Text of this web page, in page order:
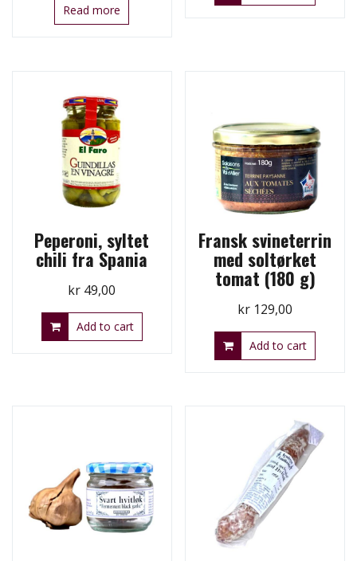
Read more
Peperoni, syltet
chili fra Spania
kr 49,00
Add to cart
Fransk svineterrin
med soltørket
tomat (180 g)
kr 129,00
Add to cart